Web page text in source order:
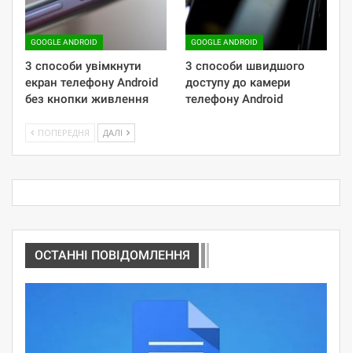
GOOGLE ANDROID
3 способи увімкнути
екран телефону Android
без кнопки живлення
GOOGLE ANDROID
3 способи швидшого
доступу до камери
телефону Android
ПОПЕРЕДНЯ ДАЛІ
ОСТАННІ ПОВІДОМЛЕННЯ